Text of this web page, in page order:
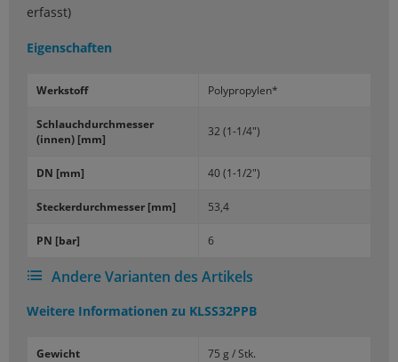
erfasst)
Eigenschaften
Werk­stoff Po­ly­pro­py­len*
Schlauch­durch­mes­ser
(innen) [mm]
32 (1-1/4")
DN [mm] 40 (1-1/2")
Ste­cker­durch­mes­ser [mm] 53,4
PN [bar] 6
Andere Varianten des Artikels
Weitere Informationen zu KLSS32PPB
Gewicht 75 g / Stk.